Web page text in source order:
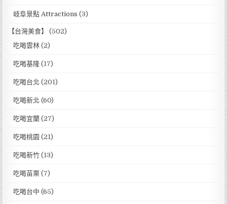
岐阜景點 Attractions (3)
【台灣美食】
(502)
吃喝雲林 (2)
吃喝基隆 (17)
吃喝台北 (201)
吃喝新北 (60)
吃喝宜蘭 (27)
吃喝桃園 (21)
吃喝新竹 (13)
吃喝苗栗 (7)
吃喝台中 (65)